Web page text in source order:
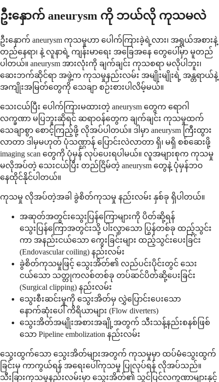
ဦးနှောက် aneurysm ကို ဘယ်လို ကုသမလဲ
ဦးနှောက် aneurysm ကုသမှုဟာ ပေါက်ကြားခဲ့ရဲ့လား၊ အရွယ်အစားနဲ့
တည်နေရာ၊ နဲ့ လူနာရဲ့ ကျန်းမာရေး အခြေအနေ တွေပေါ်မှာ မူတည်
ပါတယ်။ aneurysm အားလုံးကို ချက်ချင်း ကုသစရာ မလိုပါဘူး၊
ဆေးဘက်ဆိုင်ရာ အဖွဲ့က ကုသမှုနည်းလမ်း အမျိုးမျိုးရဲ့ အန္တရာယ်နဲ့
အကျိုးအမြတ်တွေကို သေချာ စဉ်းစားပါလိမ့်မယ်။
သေးငယ်ပြီး ပေါက်ကြားမထားတဲ့ aneurysm တွေက ရောဂါ
လက္ခဏာ မပြဘူးဆိုရင် ဆရာဝန်တွေက ချက်ချင်း ကုသမှုထက်
သေချာစွာ စောင့်ကြည့်ဖို့ လိုအပ်ပါတယ်။ ဒါမှာ aneurysm ကြီးထွား
လာတာ ဒါမှမဟုတ် ပုံသဏ္ဌာန် ပြောင်းလဲလာတာ ရှိ၊ မရှိ စစ်ဆေးဖို့
imaging scan တွေကို ပုံမှန် လုပ်ပေးရပါမယ်။ လူအများစုက ကုသမှု
မလိုအပ်တဲ့ သေးငယ်ပြီး တည်ငြိမ်တဲ့ aneurysm တွေနဲ့ ပုံမှန်ဘဝ
နေထိုင်နိုင်ပါတယ်။
ကုသမှု လိုအပ်တဲ့အခါ ခွဲစိတ်ကုသမှု နည်းလမ်း နှစ်ခု ရှိပါတယ်။
အဆုတ်အတွင်းသွေးပြန်ကြောများကို ပိတ်ဆို့ရန်
သွေးပြန်ကြောအတွင်းသို့ ပါးလွှာသော ပြွန်တစ်ခု ထည့်သွင်း
ကာ အနည်းငယ်သော ကွေးခြင်းများ ထည့်သွင်းပေးခြင်း
(Endovascular coiling) နည်းလမ်း
ခွဲစိတ်ကုသမှုဖြင့် သွေးအိတ်၏ လည်ပင်းပိုင်းတွင် သေး
ငယ်သော သတ္တုကလစ်တစ်ခု တပ်ဆင်ပိတ်ဆို့ပေးခြင်း
(Surgical clipping) နည်းလမ်း
သွေးစီးဆင်းမှုကို သွေးအိတ်မှ လွှဲပြောင်းပေးသော
နောက်ဆုံးပေါ် ကိရိယာများ (Flow diverters)
သွေးအိတ်အမျိုးအစားအချို့အတွက် သီးသန့်နည်းစနစ်ဖြစ်
သော Pipeline embolization နည်းလမ်း
သွေးထွက်သော သွေးအိတ်များအတွက် ကုသမှုမှာ ထပ်မံသွေးထွက်
ခြင်းမှ ကာကွယ်ရန် အရေးပေါ်ကုသမှု ပြုလုပ်ရန် လိုအပ်သည်။
သီးခြားကုသမှုနည်းလမ်းမှာ သွေးအိတ်၏ သွင်ပြင်လက္ခဏာများနှင့်